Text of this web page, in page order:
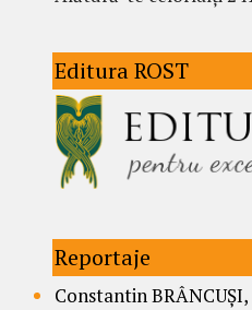
Editura ROST
Reportaje
Constantin